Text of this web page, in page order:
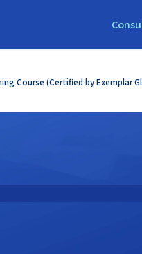
Course (Certified by Exemplar